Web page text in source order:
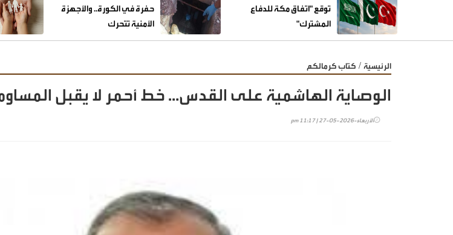
توقع "اتفاق مكة للدفاع
المشترك"
حفرة في الكورة.. والأجهزة
الأمنية تتحرك
الرئيسية / كتاب كرمالكم
الوصاية الهاشمية على القدس… خط أحمر لا يقبل
الأربعاء-2026-05-27 | 11:17 pm